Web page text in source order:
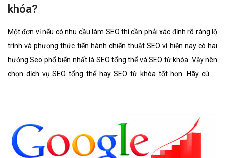
khóa?
Một đơn vị nếu có nhu cầu làm SEO thì cần phải xác định rõ ràng lộ
trình và phương thức tiến hành chiến thuật SEO vì hiện nay có hai
hướng Seo phổ biến nhất là SEO tổng thể và SEO từ khóa. Vậy nên
chọn dịch vụ SEO tổng thể hay SEO từ khóa tốt hơn. Hãy cùng